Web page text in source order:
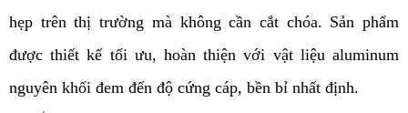
hẹp trên thị trường mà không cần cắt chóa. Sản phẩm
được thiết kế tối ưu, hoàn thiện với vật liệu aluminum
nguyên khối đem đến độ cứng cáp, bền bỉ nhất định.